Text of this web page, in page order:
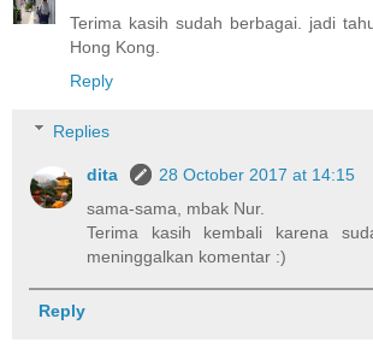
Terima kasih sudah berbagai. jadi
Hong Kong.
Reply
Replies
dita
28 October 2017 at 14:15
sama-sama, mbak Nur.
Terima kasih kembali karena
meninggalkan komentar :)
Reply